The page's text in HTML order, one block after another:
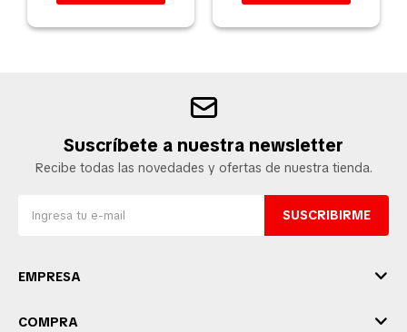
Suscríbete a nuestra newsletter
Recibe todas las novedades y ofertas de nuestra tienda.
SUSCRIBIRME
EMPRESA
COMPRA